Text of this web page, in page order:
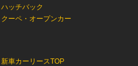
ハッチバック
クーペ・オープンカー
新車カーリースTOP